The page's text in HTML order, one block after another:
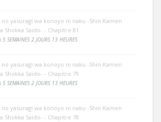
no yasuragi wa konoyo ni naku -Shin Kamen
Shokka Saido- - Chapitre 81
5 SEMAINES 2 JOURS 13 HEURES
no yasuragi wa konoyo ni naku -Shin Kamen
Shokka Saido- - Chapitre 79
5 SEMAINES 2 JOURS 13 HEURES
no yasuragi wa konoyo ni naku -Shin Kamen
Shokka Saido- - Chapitre 78